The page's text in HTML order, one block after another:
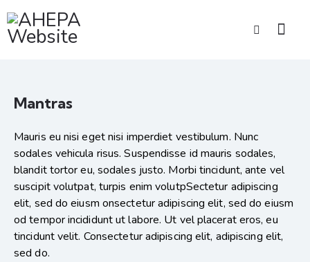
Mantras
Mauris eu nisi eget nisi imperdiet vestibulum. Nunc
sodales vehicula risus. Suspendisse id mauris sodales,
blandit tortor eu, sodales justo. Morbi tincidunt, ante vel
suscipit volutpat, turpis enim volutpSectetur adipiscing
elit, sed do eiusm onsectetur adipiscing elit, sed do eiusm
od tempor incididunt ut labore. Ut vel placerat eros, eu
tincidunt velit. Consectetur adipiscing elit, adipiscing elit,
sed do.